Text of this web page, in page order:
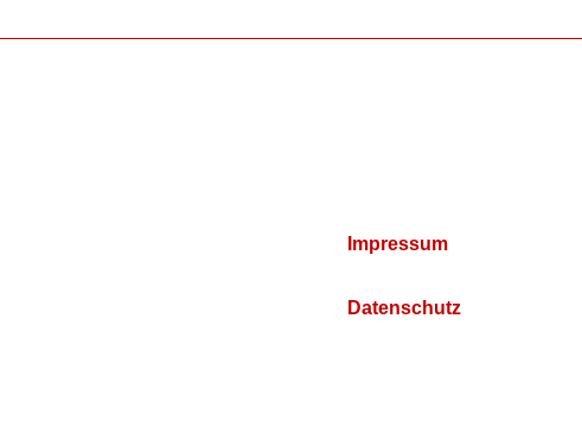
Impressum
Datenschutz